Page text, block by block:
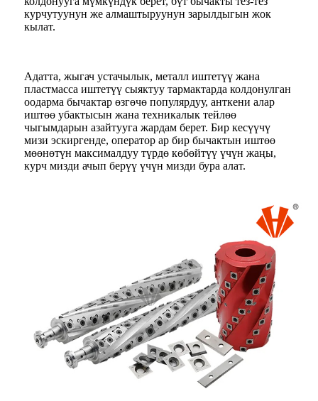
курчутуунун же алмаштыруунун зарылдыгын жок
кылат.
Адатта, жыгач устачылык, металл иштетүү жана
пластмасса иштетүү сыяктуу тармактарда колдонулган
оодарма бычактар ​​өзгөчө популярдуу, анткени алар
иштөө убактысын жана техникалык тейлөө
чыгымдарын азайтууга жардам берет. Бир кесүүчү
мизи эскиргенде, оператор ар бир бычактын иштөө
мөөнөтүн максималдуу түрдө көбөйтүү үчүн жаңы,
курч мизди ачып берүү үчүн мизди бура алат.